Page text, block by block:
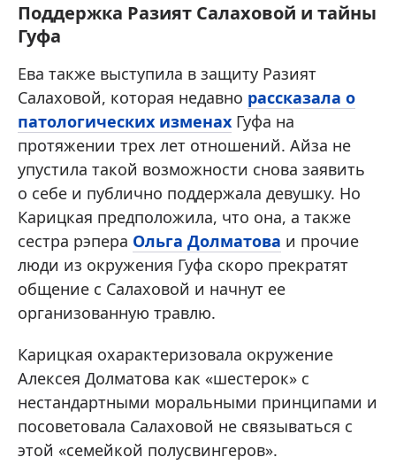
Поддержка Разият Салаховой и тайны
Гуфа
Ева также выступила в защиту Разият
Салаховой, которая недавно рассказала о
патологических изменах Гуфа на
протяжении трех лет отношений. Айза не
упустила такой возможности снова заявить
о себе и публично поддержала девушку. Но
Карицкая предположила, что она, а также
сестра рэпера Ольга Долматова и прочие
люди из окружения Гуфа скоро прекратят
общение с Салаховой и начнут ее
организованную травлю.
Карицкая охарактеризовала окружение
Алексея Долматова как «шестерок» с
нестандартными моральными принципами и
посоветовала Салаховой не связываться с
этой «семейкой полусвингеров».